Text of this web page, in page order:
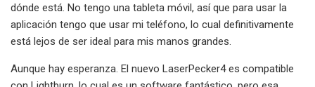
dónde está. No tengo una tableta móvil, así que para usar la
aplicación tengo que usar mi teléfono, lo cual definitivamente
está lejos de ser ideal para mis manos grandes.
Aunque hay esperanza. El nuevo LaserPecker4 es compatible